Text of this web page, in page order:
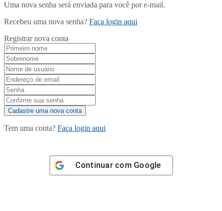
Uma nova senha será enviada para você por e-mail.
Recebeu uma nova senha? Faça login aqui
Registrar nova conta
Tem uma conta? Faça login aqui
Continuar com Google